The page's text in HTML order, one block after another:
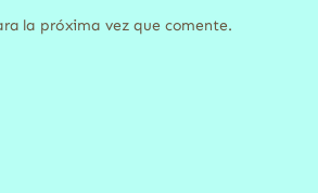
la próxima vez que comente.